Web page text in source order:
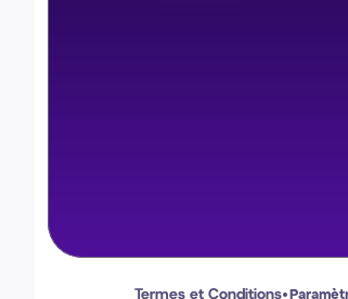
Termes et Conditions•